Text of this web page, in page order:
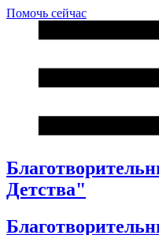
Помочь сейчас
Детства"